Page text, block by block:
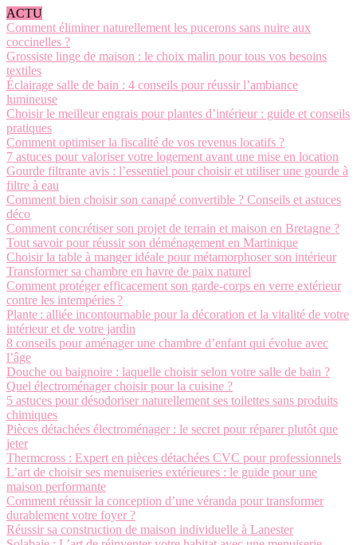
ACTU
Comment éliminer naturellement les pucerons sans nuire aux
coccinelles ?
Grossiste linge de maison : le choix malin pour tous vos besoins
textiles
Éclairage salle de bain : 4 conseils pour réussir l’ambiance
lumineuse
Choisir le meilleur engrais pour plantes d’intérieur : guide et conseils
pratiques
Comment optimiser la fiscalité de vos revenus locatifs ?
7 astuces pour valoriser votre logement avant une mise en location
Gourde filtrante avis : l’essentiel pour choisir et utiliser une gourde à
filtre à eau
Comment bien choisir son canapé convertible ? Conseils et astuces
déco
Comment concrétiser son projet de terrain et maison en Bretagne ?
Tout savoir pour réussir son déménagement en Martinique
Choisir la table à manger idéale pour métamorphoser son intérieur
Transformer sa chambre en havre de paix naturel
Comment protéger efficacement son garde-corps en verre extérieur
contre les intempéries ?
Plante : alliée incontournable pour la décoration et la vitalité de votre
intérieur et de votre jardin
8 conseils pour aménager une chambre d’enfant qui évolue avec
l’âge
Douche ou baignoire : laquelle choisir selon votre salle de bain ?
Quel électroménager choisir pour la cuisine ?
5 astuces pour désodoriser naturellement ses toilettes sans produits
chimiques
Pièces détachées électroménager : le secret pour réparer plutôt que
jeter
Thermcross : Expert en pièces détachées CVC pour professionnels
L’art de choisir ses menuiseries extérieures : le guide pour une
maison performante
Comment réussir la conception d’une véranda pour transformer
durablement votre foyer ?
Réussir sa construction de maison individuelle à Lanester